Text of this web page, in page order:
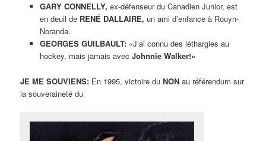
GARY CONNELLY, ex-défenseur du Canadien Junior, est
en deuil de RENÉ DALLAIRE, un ami d’enfance à Rouyn-
Noranda.
GEORGES GUILBAULT:«J’ai connu des léthargies au
hockey, mais jamais avec Johnnie Walker!»
JE ME SOUVIENS: En 1995, victoire duNON au référendum sur
la souveraineté du